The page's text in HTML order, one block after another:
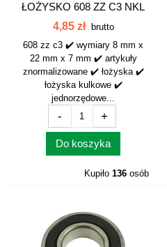
ŁOŻYSKO 608 ZZ C3 NKL
4,85 zł
brutto
608 zz c3 ✔️ wymiary 8 mm x
22 mm x 7 mm ✔️ artykuły
znormalizowane ✔️ łożyska ✔️
łożyska kulkowe ✔️
jednorzędowe...
- +
Do koszyka
Kupiło 136 osób